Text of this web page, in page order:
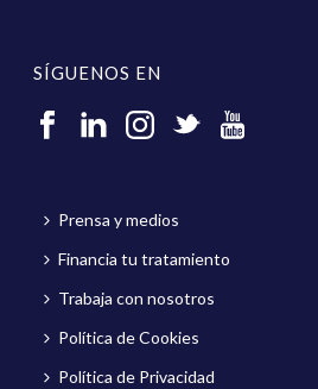
SÍGUENOS EN
Prensa y medios
Financia tu tratamiento
Trabaja con nosotros
Política de Cookies
Política de Privacidad